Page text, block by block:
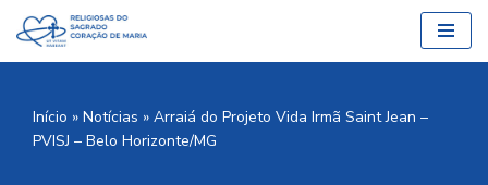
Pular
conteúdo
Início » Notícias » Arraiá do Projeto Vida Irmã Saint Jean –
PVISJ – Belo Horizonte/MG